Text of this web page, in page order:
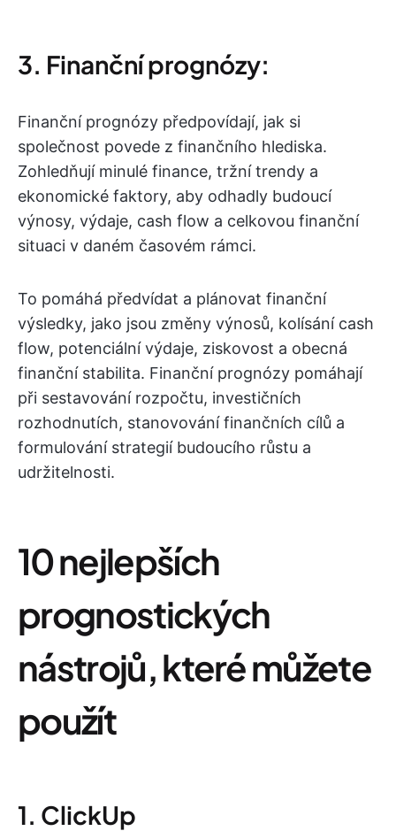
3. Finanční prognózy:
Finanční prognózy předpovídají, jak si
společnost povede z finančního hlediska.
Zohledňují minulé finance, tržní trendy a
ekonomické faktory, aby odhadly budoucí
výnosy, výdaje, cash flow a celkovou finanční
situaci v daném časovém rámci.
To pomáhá předvídat a plánovat finanční
výsledky, jako jsou změny výnosů, kolísání cash
flow, potenciální výdaje, ziskovost a obecná
finanční stabilita. Finanční prognózy pomáhají
při sestavování rozpočtu, investičních
rozhodnutích, stanovování finančních cílů a
formulování strategií budoucího růstu a
udržitelnosti.
10 nejlepších
prognostických
nástrojů, které můžete
použít
1. ClickUp